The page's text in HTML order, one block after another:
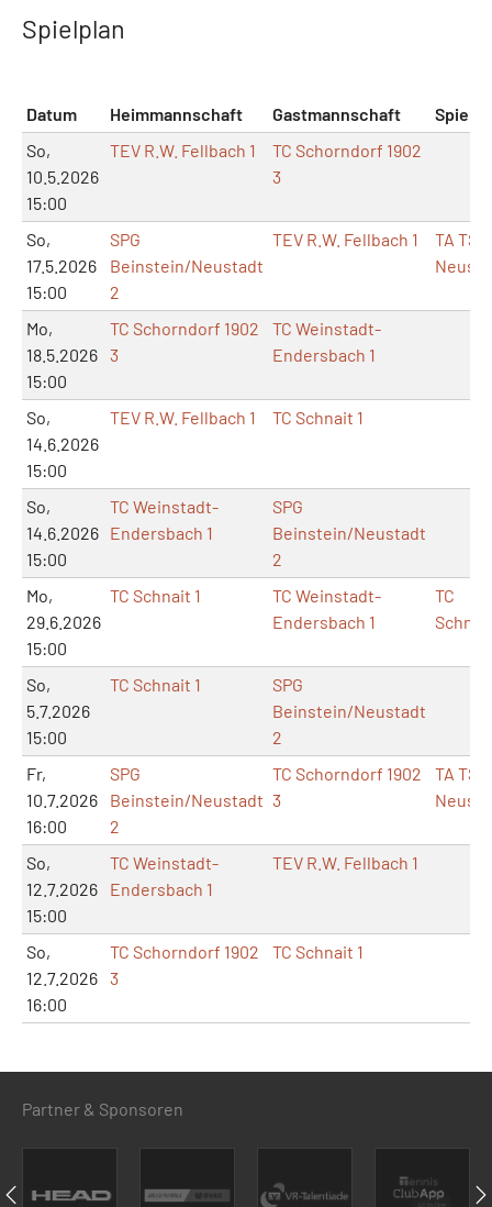
Spielplan
Datum Heimmannschaft Gastmannschaft
So,
10.5.2026
15:00
TEV R.W. Fellbach 1
TC Schorndorf 1902
3
So,
17.5.2026
15:00
SPG
Beinstein/Neustadt
2
TEV R.W. Fellbach 1
TA TSV
Mo,
18.5.2026
15:00
TC Schorndorf 1902
3
TC Weinstadt-
Endersbach 1
So,
14.6.2026
15:00
TEV R.W. Fellbach 1 TC Schnait 1
So,
14.6.2026
15:00
TC Weinstadt-
Endersbach 1
SPG
Beinstein/Neustadt
2
Mo,
29.6.2026
15:00
TC Schnait 1
TC Weinstadt-
Endersbach 1
TC
Schnait
So,
5.7.2026
15:00
TC Schnait 1
SPG
Beinstein/Neustadt
2
Fr,
10.7.2026
16:00
SPG
Beinstein/Neustadt
2
TC Schorndorf 1902
3
TA TSV
So,
12.7.2026
15:00
TC Weinstadt-
Endersbach 1
TEV R.W. Fellbach 1
So,
12.7.2026
16:00
TC Schorndorf 1902
3
TC Schnait 1
Partner & Sponsoren